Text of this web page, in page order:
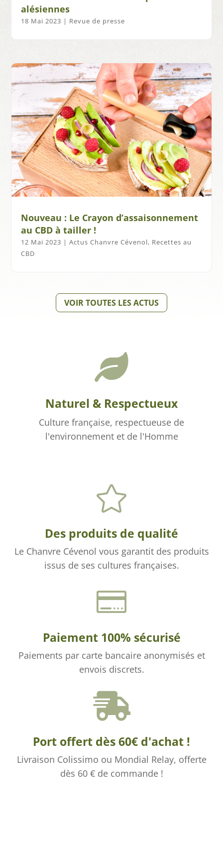
alésiennes
18 Mai 2023 | Revue de presse
Nouveau : Le Crayon d’assaisonnement
au CBD à tailler !
12 Mai 2023 |Actus Chanvre Cévenol, Recettes au
CBD
VOIR TOUTES LES ACTUS

Naturel & Respectueux
Culture française, respectueuse de
l'environnement et de l'Homme

Des produits de qualité
Le Chanvre Cévenol vous garantit des produits
issus de ses cultures françaises.

Paiement 100% sécurisé
Paiements par carte bancaire anonymisés et
envois discrets.

Port offert dès 60€ d'achat !
Livraison Colissimo ou Mondial Relay, offerte
dès 60 € de commande !